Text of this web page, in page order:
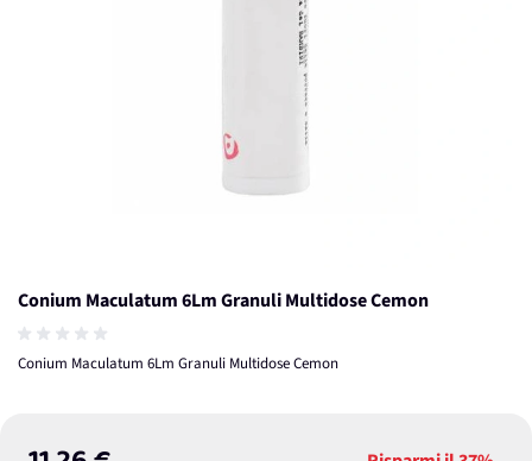
Conium Maculatum 6Lm Granuli Multidose Cemon
Conium Maculatum 6Lm Granuli Multidose Cemon